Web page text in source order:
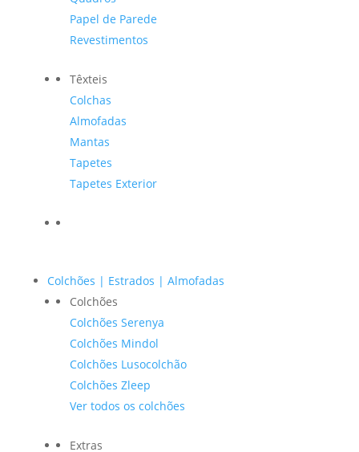
Papel de Parede
Revestimentos
Têxteis
Colchas
Almofadas
Mantas
Tapetes
Tapetes Exterior
Colchões | Estrados | Almofadas
Colchões
Colchões Serenya
Colchões Mindol
Colchões Lusocolchão
Colchões Zleep
Ver todos os colchões
Extras